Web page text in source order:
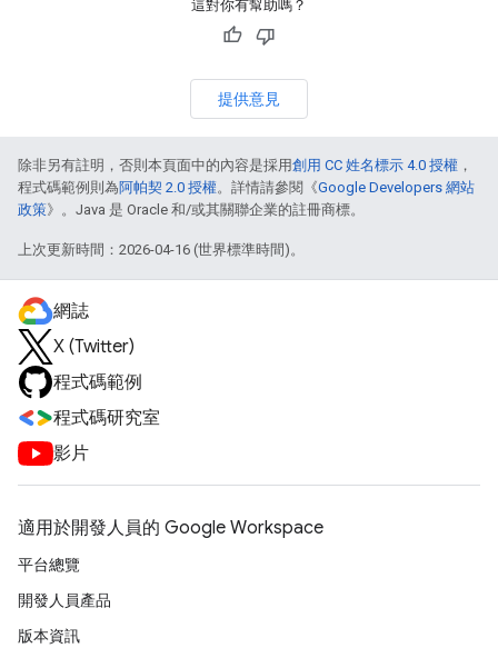
這對你有幫助嗎？
提供意見
除非另有註明，否則本頁面中的內容是採用創用 CC 姓名標示 4.0 授權 ，
程式碼範例則為阿帕契 2.0 授權。詳情請參閱《Google Developers 網站
政策》。Java 是 Oracle 和/或其關聯企業的註冊商標。
上次更新時間：2026-04-16 (世界標準時間)。
網誌
X (Twitter)
程式碼範例
程式碼研究室
影片
適用於開發人員的 Google Workspace
平台總覽
開發人員產品
版本資訊